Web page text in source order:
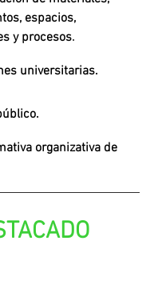
espacios,
y procesos.
universitarias.
organizativa de